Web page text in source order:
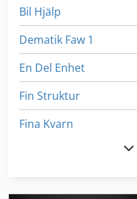
Bil Hjälp
Dematik Faw 1
En Del Enhet
Fin Struktur
Fina Kvarn